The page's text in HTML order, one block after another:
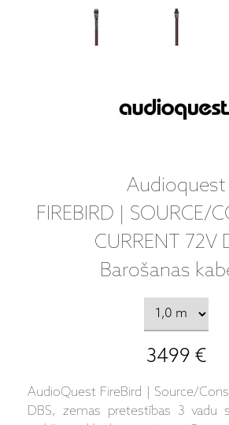
Audioquest
FIREBIRD | SOURCE/
CURRENT 72V
Barošanas
3499 €
AudioQuest FireBird | Source/
DBS, zemas pretestības 3 vadu